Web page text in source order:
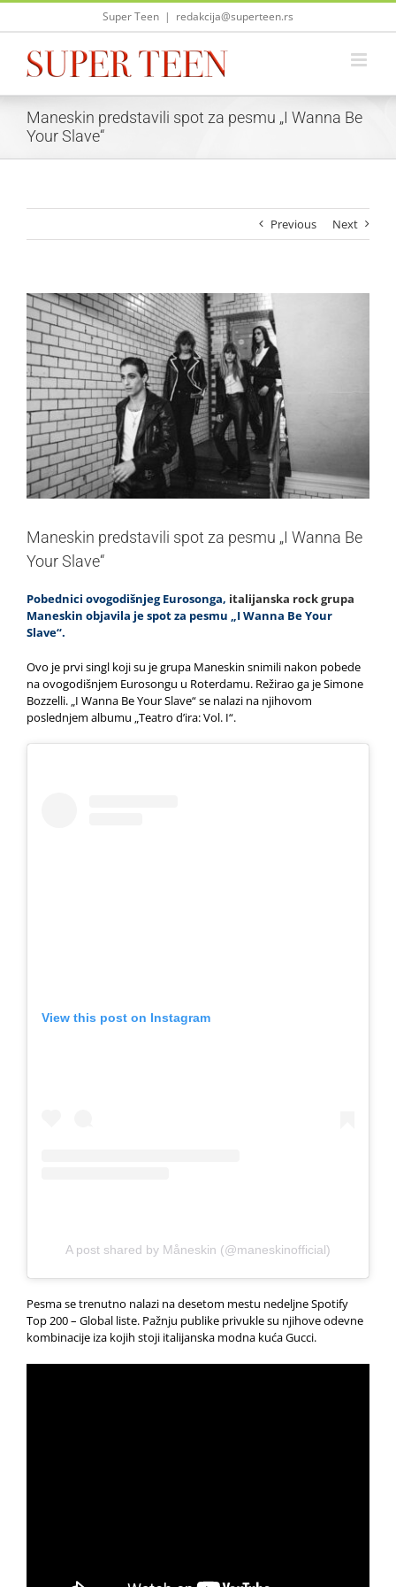
Skip
Super Teen | redakcija@superteen.rs
Maneskin predstavili spot za pesmu „I Wanna Be
Your Slave“
Previous Next
View
Larger
Image
Maneskin predstavili spot za pesmu „I Wanna Be
Your Slave“
Pobednici ovogodišnjeg Eurosonga, italijanska rock grupa
Maneskin objavila je spot za pesmu „I Wanna Be Your
Slave“.
Ovo je prvi singl koji su je grupa Maneskin snimili nakon pobede
na ovogodišnjem Eurosongu u Roterdamu. Režirao ga je Simone
Bozzelli. „I Wanna Be Your Slave“ se nalazi na njihovom
poslednjem albumu „Teatro d’ira: Vol. I“.
View this post on Instagram
A post shared by Måneskin (@maneskinofficial)
Pesma se trenutno nalazi na desetom mestu nedeljne Spotify
Top 200 – Global liste. Pažnju publike privukle su njihove odevne
kombinacije iza kojih stoji italijanska modna kuća Gucci.